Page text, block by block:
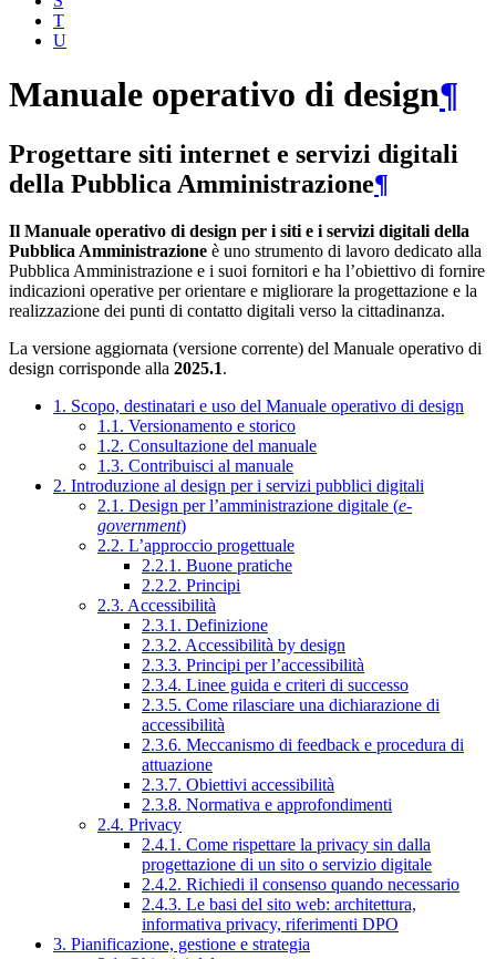
T
U
Manuale operativo di design¶
Progettare siti internet e servizi digitali
della Pubblica Amministrazione¶
Il Manuale operativo di design per i siti e i servizi digitali della
Pubblica Amministrazione è uno strumento di lavoro dedicato alla
Pubblica Amministrazione e i suoi fornitori e ha l’obiettivo di fornire
indicazioni operative per orientare e migliorare la progettazione e la
realizzazione dei punti di contatto digitali verso la cittadinanza.
La versione aggiornata (versione corrente) del Manuale operativo di
design corrisponde alla 2025.1.
1. Scopo, destinatari e uso del Manuale operativo di design
1.1. Versionamento e storico
1.2. Consultazione del manuale
1.3. Contribuisci al manuale
2. Introduzione al design per i servizi pubblici digitali
2.1. Design per l’amministrazione digitale (e-
government)
2.2. L’approccio progettuale
2.2.1. Buone pratiche
2.2.2. Principi
2.3. Accessibilità
2.3.1. Definizione
2.3.2. Accessibilità by design
2.3.3. Principi per l’accessibilità
2.3.4. Linee guida e criteri di successo
2.3.5. Come rilasciare una dichiarazione di
accessibilità
2.3.6. Meccanismo di feedback e procedura di
attuazione
2.3.7. Obiettivi accessibilità
2.3.8. Normativa e approfondimenti
2.4. Privacy
2.4.1. Come rispettare la privacy sin dalla
progettazione di un sito o servizio digitale
2.4.2. Richiedi il consenso quando necessario
2.4.3. Le basi del sito web: architettura,
informativa privacy, riferimenti DPO
3. Pianificazione, gestione e strategia